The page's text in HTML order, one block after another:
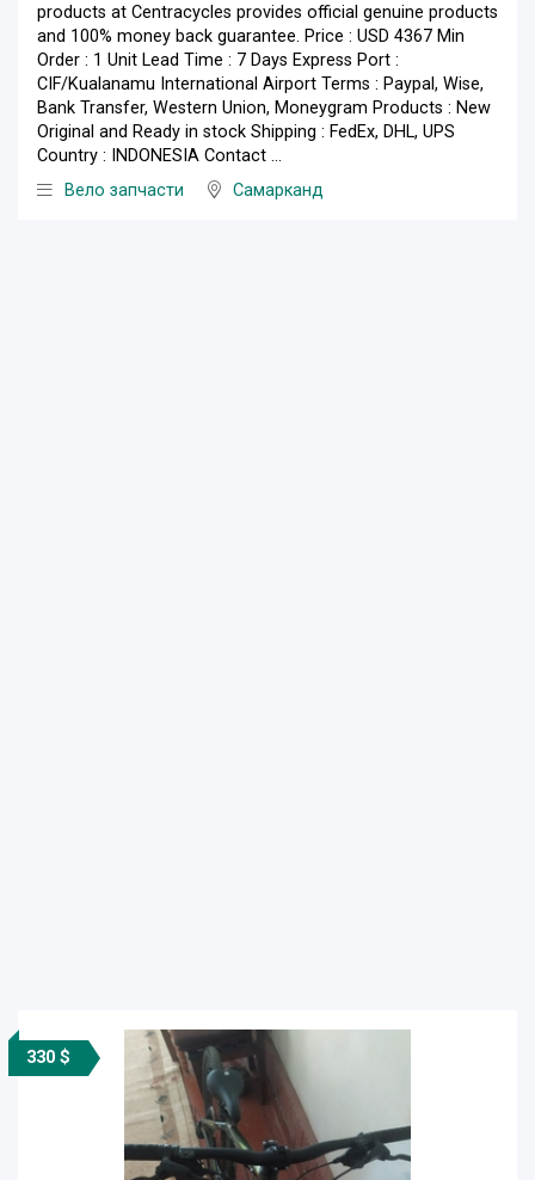
products at Centracycles provides official genuine products
and 100% money back guarantee. Price : USD 4367 Min
Order : 1 Unit Lead Time : 7 Days Express Port :
CIF/Kualanamu International Airport Terms : Paypal, Wise,
Bank Transfer, Western Union, Moneygram Products : New
Original and Ready in stock Shipping : FedEx, DHL, UPS
Country : INDONESIA Contact ...
Вело запчасти
Самарканд
330 $